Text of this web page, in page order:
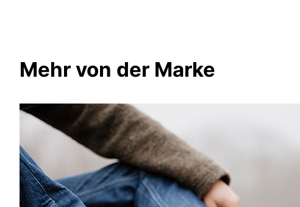
Mehr von der Marke